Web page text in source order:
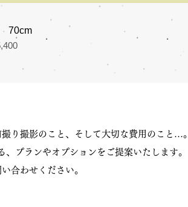
70cm
り撮影のこと、そして大切な費用のこと…。
プランやオプションをご提案いたします。
合わせください。